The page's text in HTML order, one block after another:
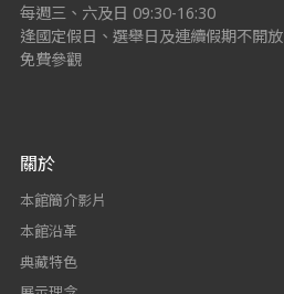
每週三、六及日 09:30-16:30
逢國定假日、選舉日及連續假期不開放
免費參觀
關於
本館簡介影片
本館沿革
典藏特色